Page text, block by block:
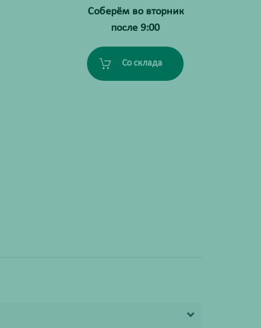
Соберём во вторник
после 9:00
Со склада